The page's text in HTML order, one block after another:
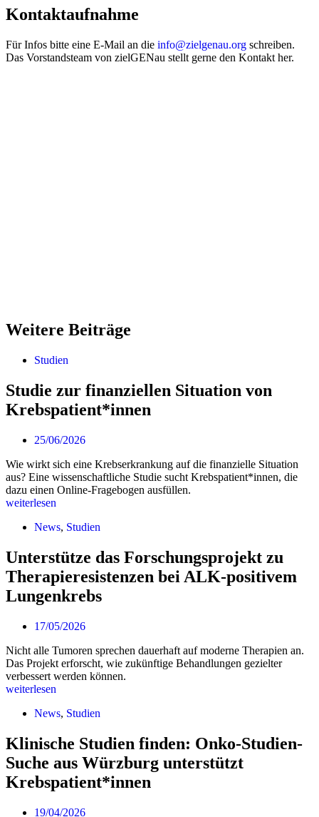
Kontaktaufnahme
Für Infos bitte eine E-Mail an die info@zielgenau.org schreiben.
Das Vorstandsteam von zielGENau stellt gerne den Kontakt her.
Weitere Beiträge
Studien
Studie zur finanziellen Situation von
Krebspatient*innen
25/06/2026
Wie wirkt sich eine Krebserkrankung auf die finanzielle Situation
aus? Eine wissenschaftliche Studie sucht Krebspatient*innen, die
dazu einen Online-Fragebogen ausfüllen.
weiterlesen
News, Studien
Unterstütze das Forschungsprojekt zu
Therapieresistenzen bei ALK-positivem
Lungenkrebs
17/05/2026
Nicht alle Tumoren sprechen dauerhaft auf moderne Therapien an.
Das Projekt erforscht, wie zukünftige Behandlungen gezielter
verbessert werden können.
weiterlesen
News, Studien
Klinische Studien finden: Onko-Studien-
Suche aus Würzburg unterstützt
Krebspatient*innen
19/04/2026